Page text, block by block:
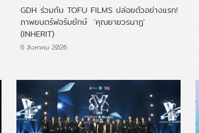
GDH ร่วมกับ TOFU FILMS ปล่อยตัวอย่างแรก!
ภาพยนตร์ฟอร์มยักษ์ 'คุณยายวรนาฏ'
(INHERIT)
6 สิงหาคม 2026